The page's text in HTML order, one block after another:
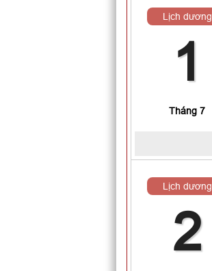
Lịch dương
1
Tháng 7
Lịch dương
2